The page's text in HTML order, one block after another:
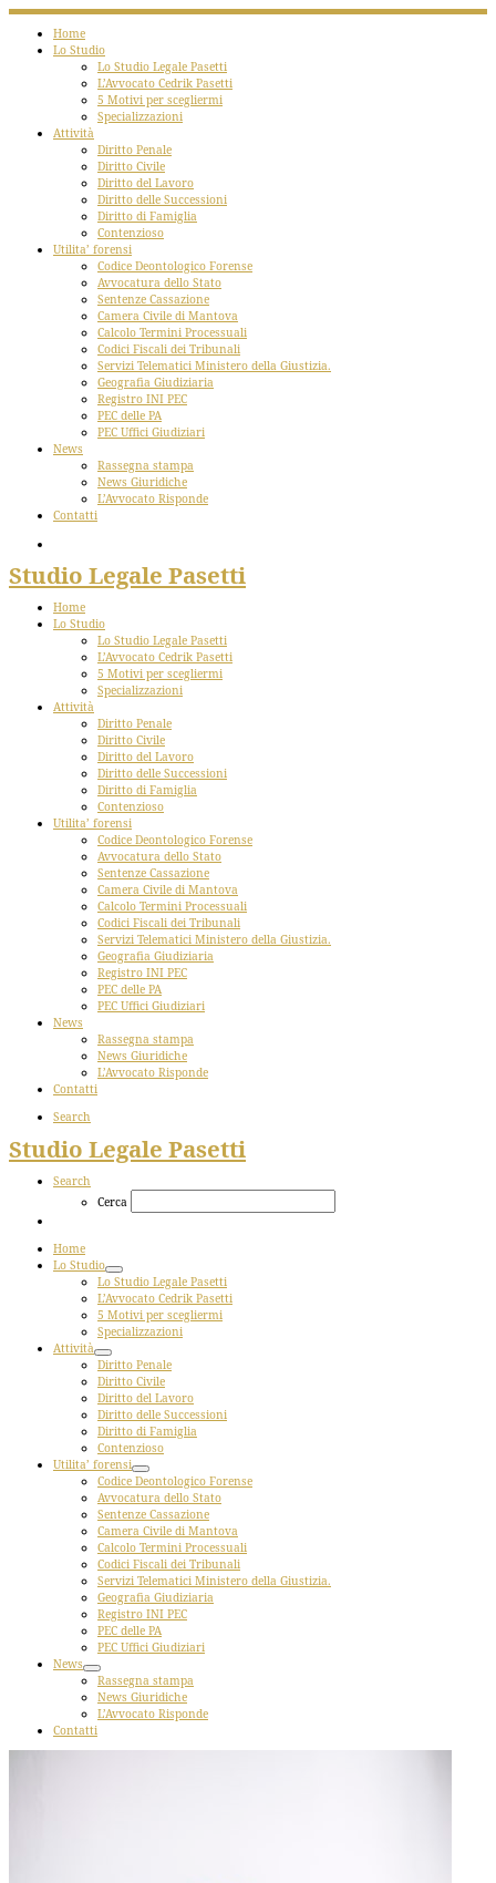
Home
Lo Studio
Lo Studio Legale Pasetti
L’Avvocato Cedrik Pasetti
5 Motivi per scegliermi
Specializzazioni
Attività
Diritto Penale
Diritto Civile
Diritto del Lavoro
Diritto delle Successioni
Diritto di Famiglia
Contenzioso
Utilita’ forensi
Codice Deontologico Forense
Avvocatura dello Stato
Sentenze Cassazione
Camera Civile di Mantova
Calcolo Termini Processuali
Codici Fiscali dei Tribunali
Servizi Telematici Ministero della Giustizia.
Geografia Giudiziaria
Registro INI PEC
PEC delle PA
PEC Uffici Giudiziari
News
Rassegna stampa
News Giuridiche
L’Avvocato Risponde
Contatti
Studio Legale Pasetti
Home
Lo Studio
Lo Studio Legale Pasetti
L’Avvocato Cedrik Pasetti
5 Motivi per scegliermi
Specializzazioni
Attività
Diritto Penale
Diritto Civile
Diritto del Lavoro
Diritto delle Successioni
Diritto di Famiglia
Contenzioso
Utilita’ forensi
Codice Deontologico Forense
Avvocatura dello Stato
Sentenze Cassazione
Camera Civile di Mantova
Calcolo Termini Processuali
Codici Fiscali dei Tribunali
Servizi Telematici Ministero della Giustizia.
Geografia Giudiziaria
Registro INI PEC
PEC delle PA
PEC Uffici Giudiziari
News
Rassegna stampa
News Giuridiche
L’Avvocato Risponde
Contatti
Search
Studio Legale Pasetti
Search
Cerca
Home
Lo Studio
Lo Studio Legale Pasetti
L’Avvocato Cedrik Pasetti
5 Motivi per scegliermi
Specializzazioni
Attività
Diritto Penale
Diritto Civile
Diritto del Lavoro
Diritto delle Successioni
Diritto di Famiglia
Contenzioso
Utilita’ forensi
Codice Deontologico Forense
Avvocatura dello Stato
Sentenze Cassazione
Camera Civile di Mantova
Calcolo Termini Processuali
Codici Fiscali dei Tribunali
Servizi Telematici Ministero della Giustizia.
Geografia Giudiziaria
Registro INI PEC
PEC delle PA
PEC Uffici Giudiziari
News
Rassegna stampa
News Giuridiche
L’Avvocato Risponde
Contatti